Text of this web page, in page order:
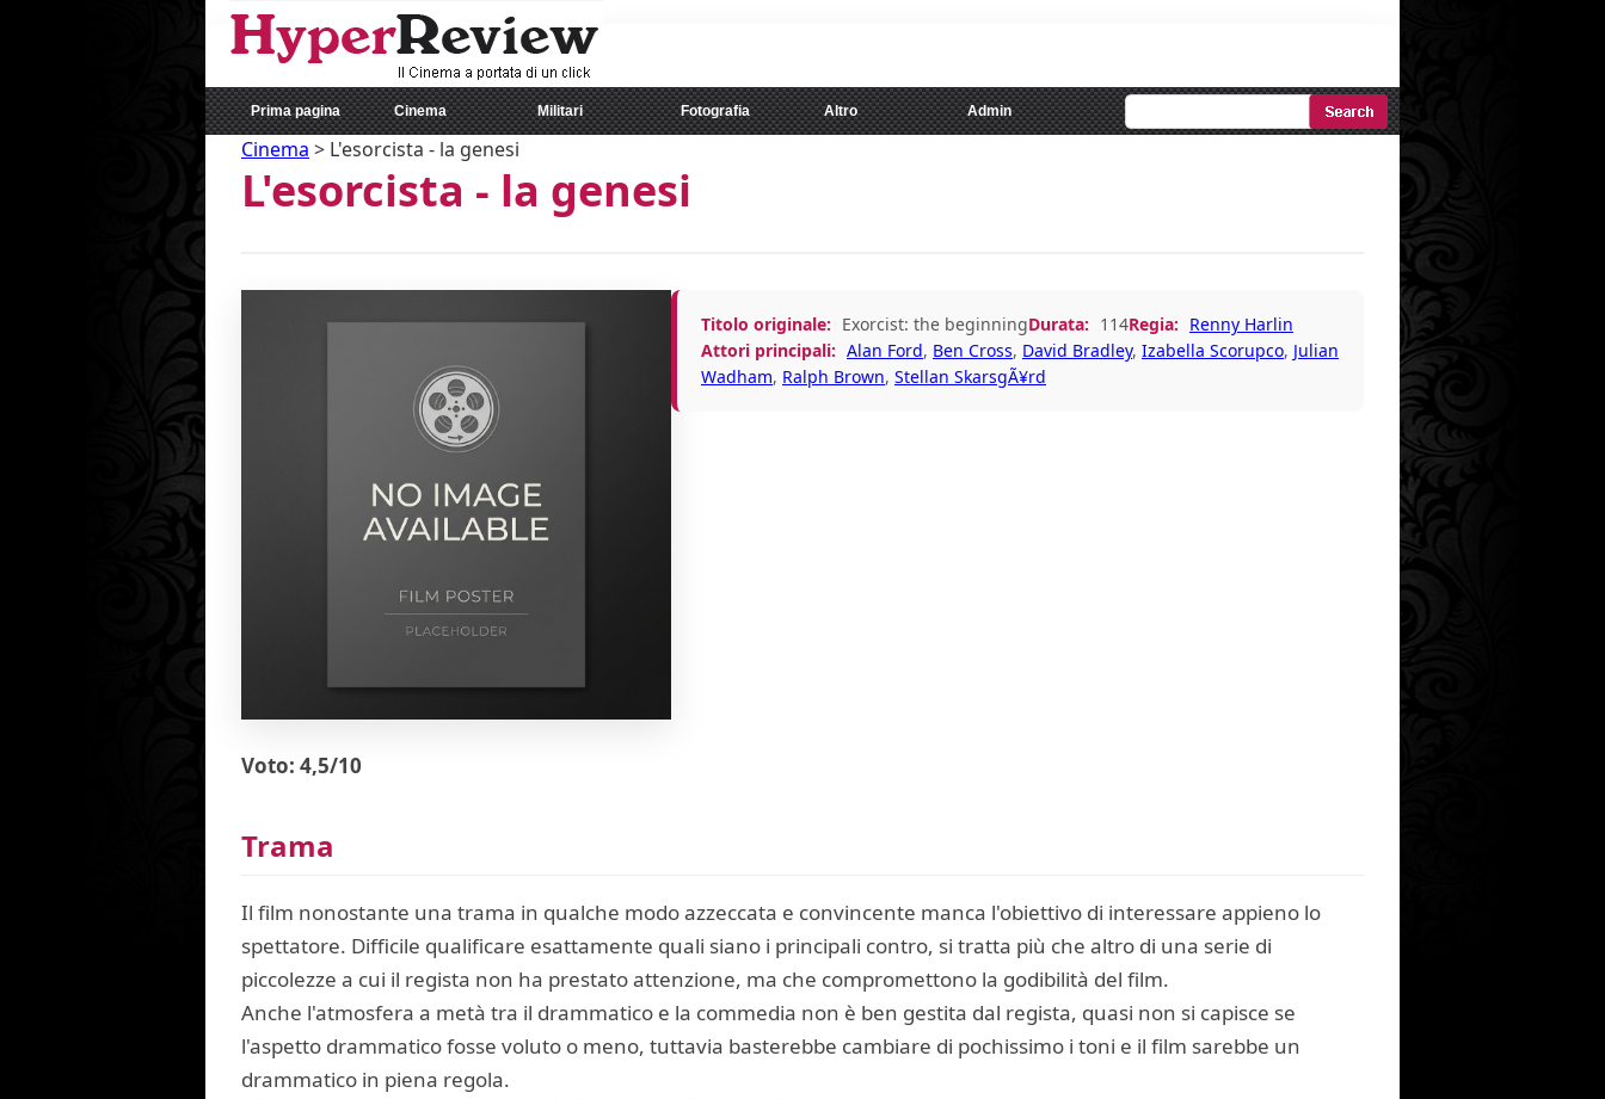
Prima pagina Cinema Militari Fotografia Altro Admin
Cinema > L'esorcista - la genesi
L'esorcista - la genesi
Titolo originale: Exorcist: the beginningDurata: 114Regia: Renny Harlin
Attori principali: Alan Ford, Ben Cross, David Bradley, Izabella Scorupco, Julian
Wadham, Ralph Brown, Stellan SkarsgÃ¥rd
Voto: 4,5/10
Trama
Il film nonostante una trama in qualche modo azzeccata e convincente manca l'obiettivo di interessare appieno lo
spettatore. Difficile qualificare esattamente quali siano i principali contro, si tratta più che altro di una serie di
piccolezze a cui il regista non ha prestato attenzione, ma che compromettono la godibilità del film.
Anche l'atmosfera a metà tra il drammatico e la commedia non è ben gestita dal regista, quasi non si capisce se
l'aspetto drammatico fosse voluto o meno, tuttavia basterebbe cambiare di pochissimo i toni e il film sarebbe un
drammatico in piena regola.